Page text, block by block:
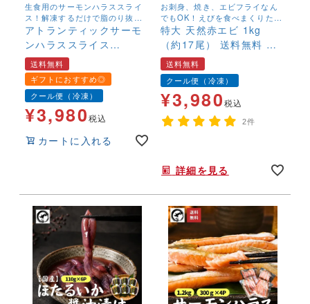
生食用のサーモンハラススライ
ス！解凍するだけで脂のり抜群
のハラス！そのままでも、炙っ
ても美味！
アトランティックサーモ
ンハラススライス
600g（200g×3p） アト
ランティックサーモン お
刺身 生食可 鮭 さけ 大ト
ロ 腹身 ギフト 送料無料
送料無料
ギフトにおすすめ◎
クール便（冷凍）
¥3,980税込
カートに入れる
お刺身、焼き、エビフライなん
でもOK！えびを食べまくりたい
方へ！
特大 天然赤エビ 1kg
（約17尾） 送料無料 有
頭 えび 赤海老 生食可 冷
凍 バラ凍結
送料無料
クール便（冷凍）
¥3,980税込
2件
詳細を見る